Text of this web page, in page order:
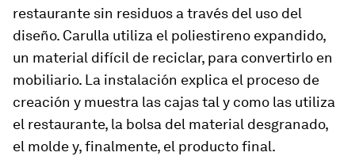
restaurante sin residuos a través del uso del
diseño. Carulla utiliza el poliestireno expandido,
un material difícil de reciclar, para convertirlo en
mobiliario. La instalación explica el proceso de
creación y muestra las cajas tal y como las utiliza
el restaurante, la bolsa del material desgranado,
el molde y, finalmente, el producto final.